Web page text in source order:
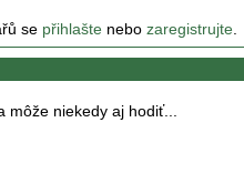
se přihlašte nebo zaregistrujte.
môže niekedy aj hodiť...